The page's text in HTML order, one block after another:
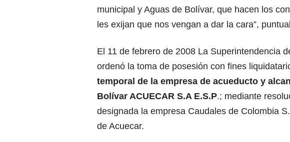
municipal y Aguas de Bolívar, que hacen los
les exijan que nos vengan a dar la cara”,
El 11 de febrero de 2008 La Superintendencia
ordenó la toma de posesión con fines
temporal de la empresa de acueducto y
Bolívar ACUECAR S.A E.S.P.; mediante
designada la empresa Caudales de Colombia
de Acuecar.